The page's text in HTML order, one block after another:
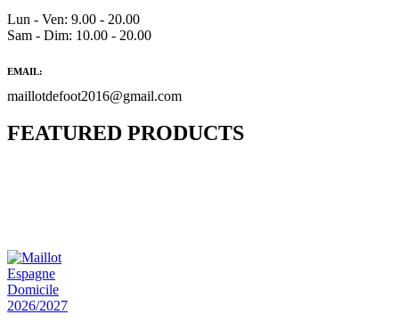
Lun - Ven: 9.00 - 20.00
Sam - Dim: 10.00 - 20.00
EMAIL:
maillotdefoot2016@gmail.com
FEATURED PRODUCTS